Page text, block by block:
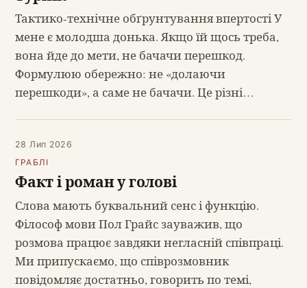
Тактико-технічне обґрунтування впертості У
мене є молодша донька. Якщо їй щось треба,
вона йде до мети, не бачачи перешкод.
Формулюю обережно: не «долаючи
перешкоди», а саме не бачачи. Це різні…
28 Лип 2026
ГРАБЛІ
Факт і роман у голові
Слова мають буквальний сенс і функцію.
Філософ мови Пол Грайс зауважив, що
розмова працює завдяки негласній співпраці.
Ми припускаємо, що співрозмовник
повідомляє достатньо, говорить по темі,